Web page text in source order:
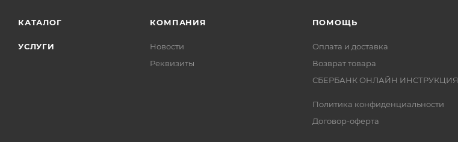
КАТАЛОГ
УСЛУГИ
КОМПАНИЯ
Новости
Реквизиты
ПОМОЩЬ
Оплата и доставка
Возврат товара
СБЕРБАНК ОНЛАЙН ИНСТРУКЦИЯ
Политика конфиденциальности
Договор-оферта